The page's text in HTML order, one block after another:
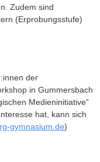
Zudem sind
(Erprobungsstufe)
der
in Gummersbach
Medieninitiative“
hat, kann sich
gymnasium.de)